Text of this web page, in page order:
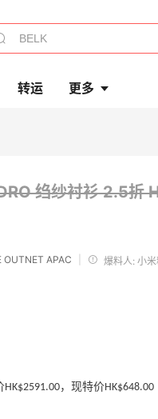
转运 更多
绉纱衬衫2.5折
OUTNET APAC 爆料人: 小米
HK$2591.00，现特价HK$648.00